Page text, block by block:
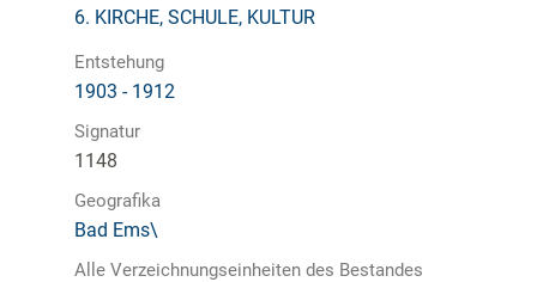
6. KIRCHE, SCHULE, KULTUR
Entstehung
1903 - 1912
Signatur
1148
Geografika
Bad Ems\
Alle Verzeichnungseinheiten des Bestandes